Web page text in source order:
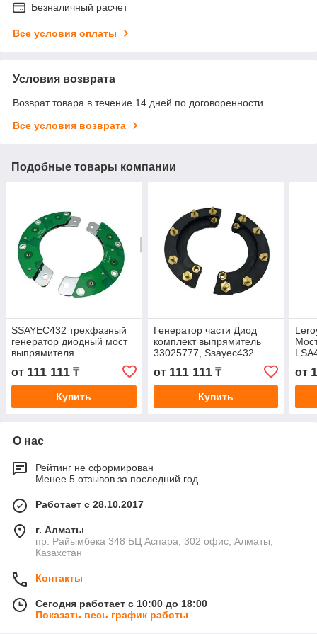
Безналичный расчет
Все условия оплаты
Условия возврата
Возврат товара в течение 14 дней по договоренности
Все условия возврата
Подобные товары компании
SSAYEC432 трехфазный
генератор диодный мост
выпрямителя
от 111 111 ₸
Купить
Генератор части Диод
комплект выпрямитель
33025777, Ssayec432
от 111 111₸
Купить
от
О нас
Рейтинг не сформирован
Менее 5 отзывов за последний год
Работает с 28.10.2017
г. Алматы
пр. Райымбека 348 БЦ Аспара, 302 офис, Алматы,
Казахстан
Контакты
Сегодня работает с 10:00 до 18:00
Показать весь график работы